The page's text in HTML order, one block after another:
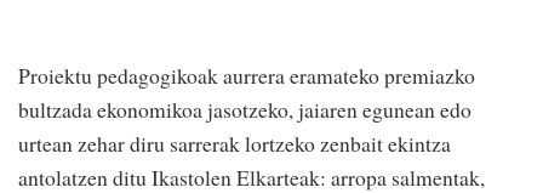
Proiektu pedagogikoak aurrera eramateko premiazko
bultzada ekonomikoa jasotzeko, jaiaren egunean edo
urtean zehar diru sarrerak lortzeko zenbait ekintza
antolatzen ditu Ikastolen Elkarteak: arropa salmentak,